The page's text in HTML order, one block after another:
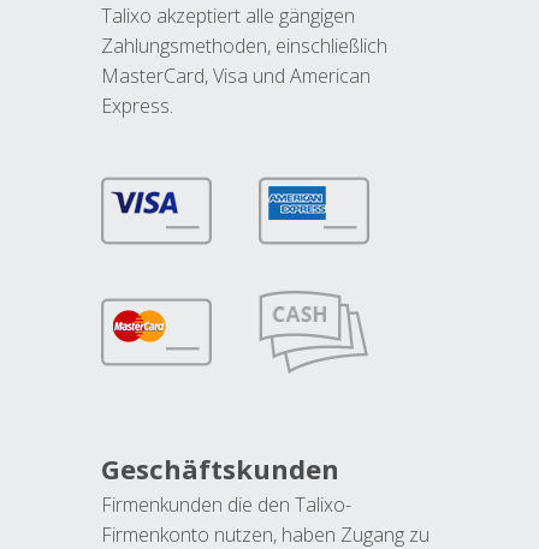
Talixo akzeptiert alle gängigen
Zahlungsmethoden, einschließlich
MasterCard, Visa und American
Express.
Geschäftskunden
Firmenkunden die den Talixo-
Firmenkonto nutzen, haben Zugang zu